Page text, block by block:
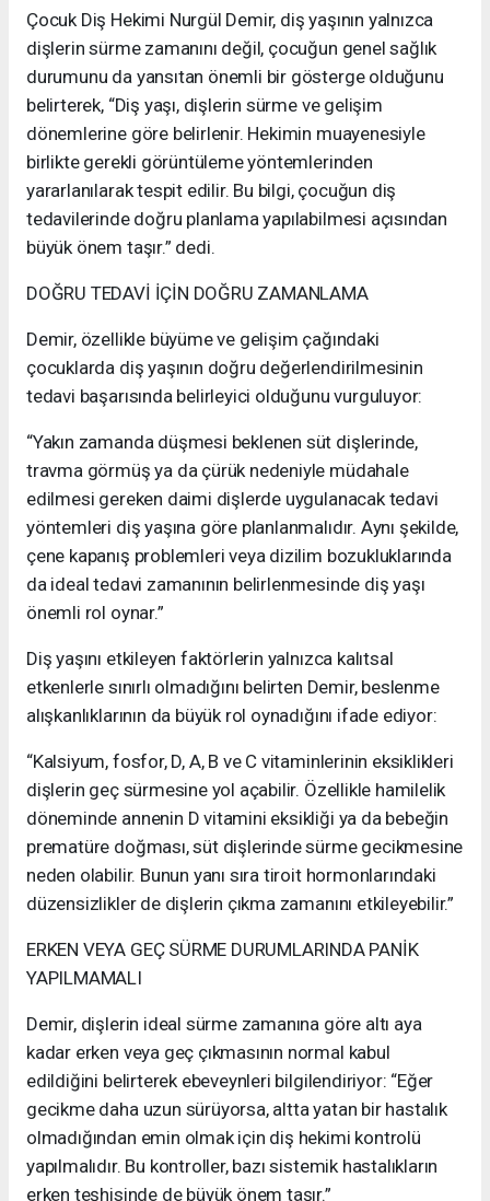
Çocuk Diş Hekimi Nurgül Demir, diş yaşının yalnızca
dişlerin sürme zamanını değil, çocuğun genel sağlık
durumunu da yansıtan önemli bir gösterge olduğunu
belirterek, “Diş yaşı, dişlerin sürme ve gelişim
dönemlerine göre belirlenir. Hekimin muayenesiyle
birlikte gerekli görüntüleme yöntemlerinden
yararlanılarak tespit edilir. Bu bilgi, çocuğun diş
tedavilerinde doğru planlama yapılabilmesi açısından
büyük önem taşır.” dedi.
DOĞRU TEDAVİ İÇİN DOĞRU ZAMANLAMA
Demir, özellikle büyüme ve gelişim çağındaki
çocuklarda diş yaşının doğru değerlendirilmesinin
tedavi başarısında belirleyici olduğunu vurguluyor:
“Yakın zamanda düşmesi beklenen süt dişlerinde,
travma görmüş ya da çürük nedeniyle müdahale
edilmesi gereken daimi dişlerde uygulanacak tedavi
yöntemleri diş yaşına göre planlanmalıdır. Aynı şekilde,
çene kapanış problemleri veya dizilim bozukluklarında
da ideal tedavi zamanının belirlenmesinde diş yaşı
önemli rol oynar.”
Diş yaşını etkileyen faktörlerin yalnızca kalıtsal
etkenlerle sınırlı olmadığını belirten Demir, beslenme
alışkanlıklarının da büyük rol oynadığını ifade ediyor:
“Kalsiyum, fosfor, D, A, B ve C vitaminlerinin eksiklikleri
dişlerin geç sürmesine yol açabilir. Özellikle hamilelik
döneminde annenin D vitamini eksikliği ya da bebeğin
prematüre doğması, süt dişlerinde sürme gecikmesine
neden olabilir. Bunun yanı sıra tiroit hormonlarındaki
düzensizlikler de dişlerin çıkma zamanını etkileyebilir.”
ERKEN VEYA GEÇ SÜRME DURUMLARINDA PANİK
YAPILMAMALI
Demir, dişlerin ideal sürme zamanına göre altı aya
kadar erken veya geç çıkmasının normal kabul
edildiğini belirterek ebeveynleri bilgilendiriyor: “Eğer
gecikme daha uzun sürüyorsa, altta yatan bir hastalık
olmadığından emin olmak için diş hekimi kontrolü
yapılmalıdır. Bu kontroller, bazı sistemik hastalıkların
erken teşhisinde de büyük önem taşır.”